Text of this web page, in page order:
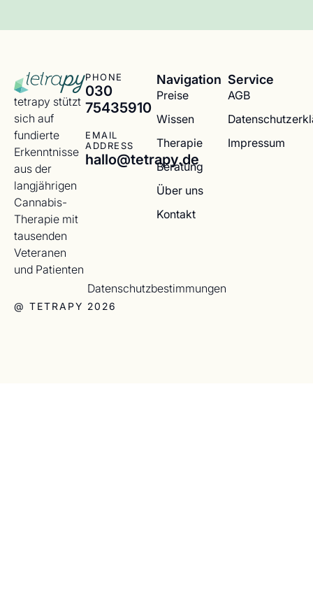
tetrapy stützt
sich auf
fundierte
Erkenntnisse
aus der
langjährigen
Cannabis-
Therapie mit
tausenden
Veteranen
und Patienten
PHONE
030
75435910
EMAIL
ADDRESS
hallo@tetrapy.de
Navigation
Preise
Wissen
Therapie
Beratung
Über uns
Kontakt
Service
AGB
Impressum
@ TETRAPY 2026
Datenschutzbestimmungen